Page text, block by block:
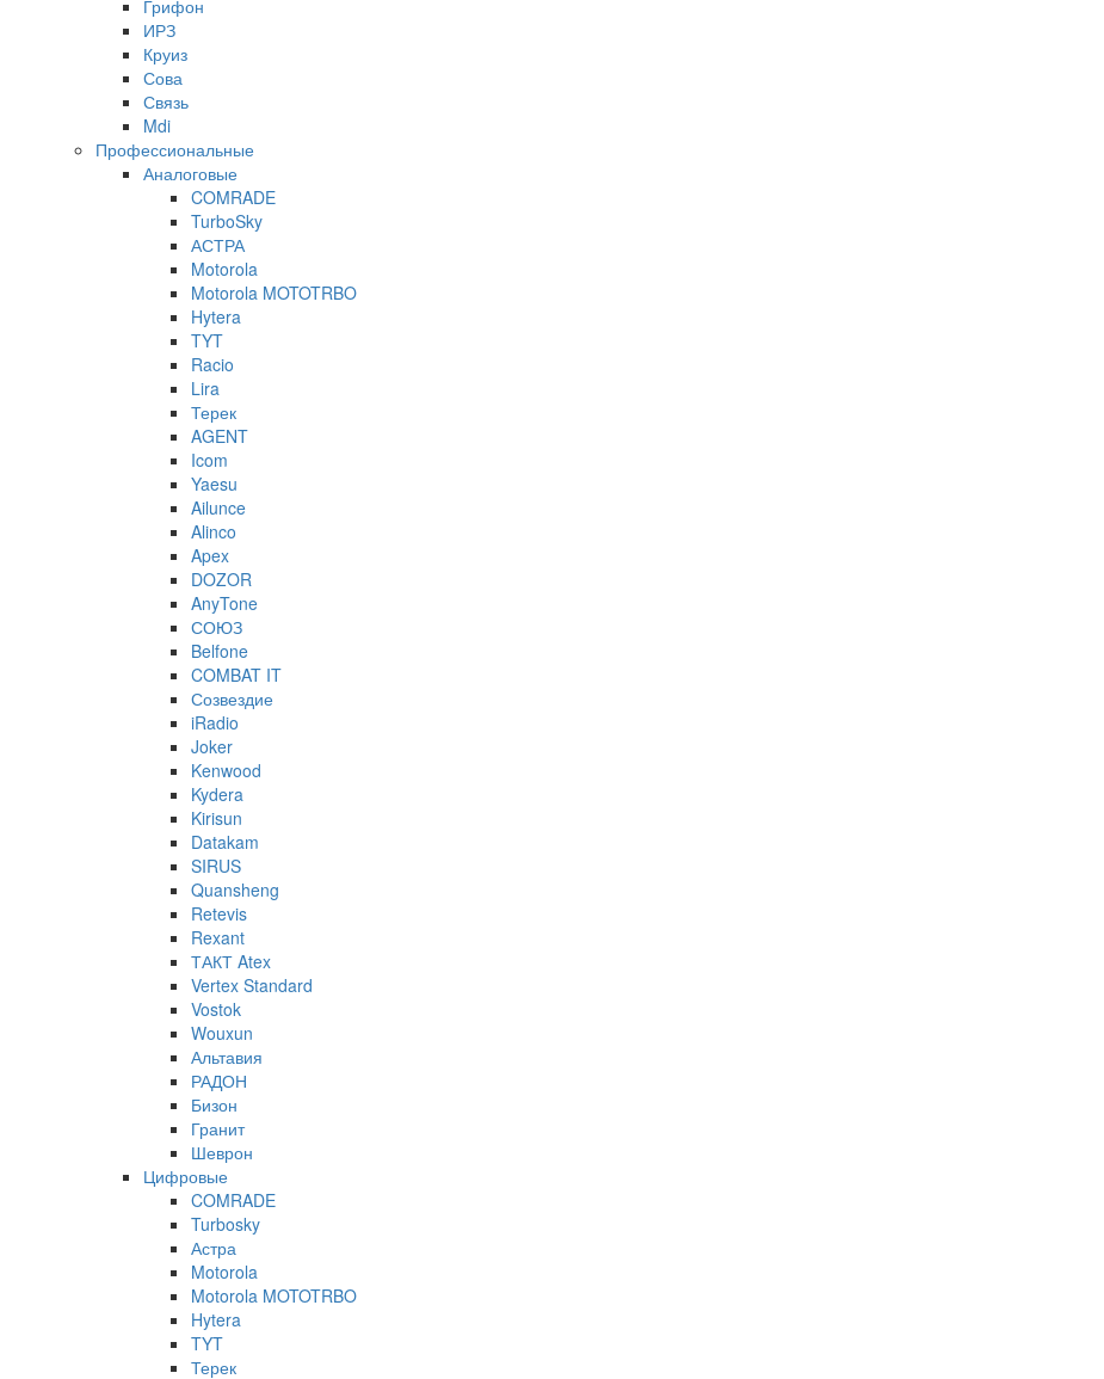
Грифон
ИРЗ
Круиз
Сова
Связь
Mdi
Профессиональные
Аналоговые
COMRADE
TurboSky
АСТРА
Motorola
Motorola MOTOTRBO
Hytera
TYT
Racio
Lira
Терек
AGENT
Icom
Yaesu
Ailunce
Alinco
Apex
DOZOR
AnyTone
СОЮЗ
Belfone
COMBAT IT
Созвездие
iRadio
Joker
Kenwood
Kydera
Kirisun
Datakam
SIRUS
Quansheng
Retevis
Rexant
ТАКТ Atex
Vertex Standard
Vostok
Wouxun
Альтавия
РАДОН
Бизон
Гранит
Шеврон
Цифровые
COMRADE
Turbosky
Астра
Motorola
Motorola MOTOTRBO
Hytera
TYT
Терек